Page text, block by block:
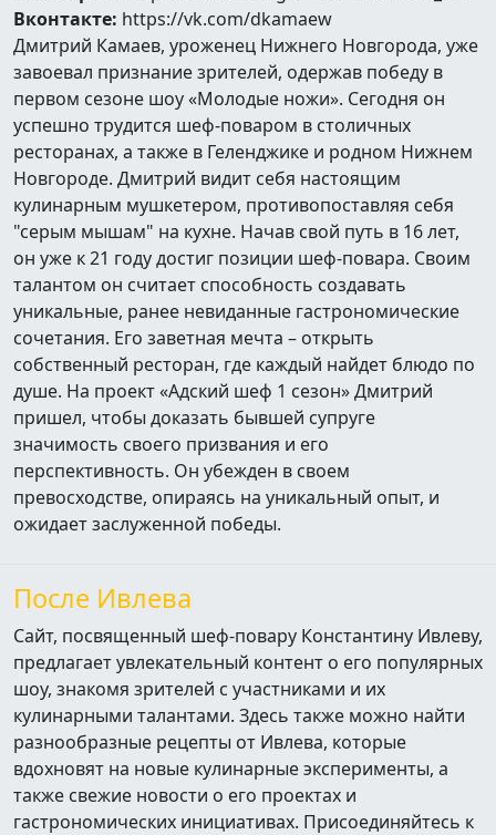
Вконтакте: https://vk.com/dkamaew
Дмитрий Камаев, уроженец Нижнего Новгорода, уже
завоевал признание зрителей, одержав победу в
первом сезоне шоу «Молодые ножи». Сегодня он
успешно трудится шеф-поваром в столичных
ресторанах, а также в Геленджике и родном Нижнем
Новгороде. Дмитрий видит себя настоящим
кулинарным мушкетером, противопоставляя себя
"серым мышам" на кухне. Начав свой путь в 16 лет,
он уже к 21 году достиг позиции шеф-повара. Своим
талантом он считает способность создавать
уникальные, ранее невиданные гастрономические
сочетания. Его заветная мечта – открыть
собственный ресторан, где каждый найдет блюдо по
душе. На проект «Адский шеф 1 сезон» Дмитрий
пришел, чтобы доказать бывшей супруге
значимость своего призвания и его
перспективность. Он убежден в своем
превосходстве, опираясь на уникальный опыт, и
ожидает заслуженной победы.
После Ивлева
Сайт, посвященный шеф-повару Константину Ивлеву,
предлагает увлекательный контент о его популярных
шоу, знакомя зрителей с участниками и их
кулинарными талантами. Здесь также можно найти
разнообразные рецепты от Ивлева, которые
вдохновят на новые кулинарные эксперименты, а
также свежие новости о его проектах и
гастрономических инициативах. Присоединяйтесь к